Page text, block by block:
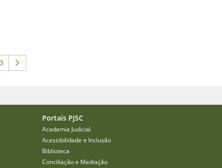
navegar. Usar ABA para navegar.
Portais PJSC
Academia Judicial
Acessibilidade e Inclusão
Biblioteca
Conciliação e Mediação